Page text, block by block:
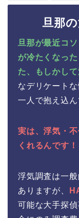
旦那
旦那が最近コ
が冷たくなっ
た、もしかし
なデリケート
一人で抱え込
実は、浮気・
くれるんです！
浮気調査は一
ありますが、
可能な大手探